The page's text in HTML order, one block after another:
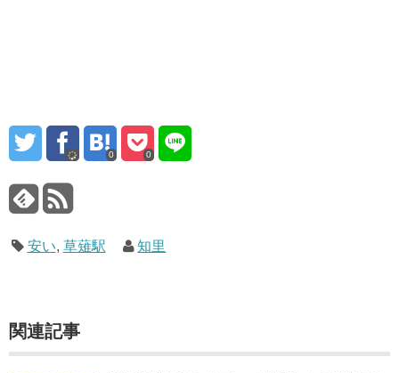
0 0
安い, 草薙駅 知里
関連記事